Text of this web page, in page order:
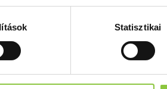
Statisztikai